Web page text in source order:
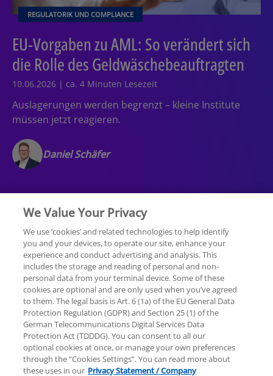
REGULATORIK UND COMPLIANCE
EU-Vorgaben zu AML: So verändert sich
die Rolle des Geldwäschebeauftragten
10.06.2026 | ca. 4 Minuten Lesezeit
Auslagerungen werden begrenzt – kleine Institute
müssen jetzt reagieren.
Daniel Schäfer
Rechtliche Hinweise Datenschutzerklärung
Sitemap Hilfe Unternehmensangaben
We Value Your Privacy
We use ‘cookies’ and related technologies to help identify
you and your devices, to operate our site, enhance your
experience and conduct advertising and analysis. This
includes the storage and reading of personal and non-
personal data from your terminal device. Some of these
cookies are optional and are only used when you’ve agreed
to them. The legal basis is Art. 6 (1a) of the EU General Data
Protection Regulation (GDPR) and Section 25 (1) of the
German Telecommunications Digital Services Data
Protection Act (TDDDG). You can consent to all our
optional cookies at once, or manage your own preferences
through the “Cookies Settings”. You can read more about
these uses in our Privacy Statement / Company